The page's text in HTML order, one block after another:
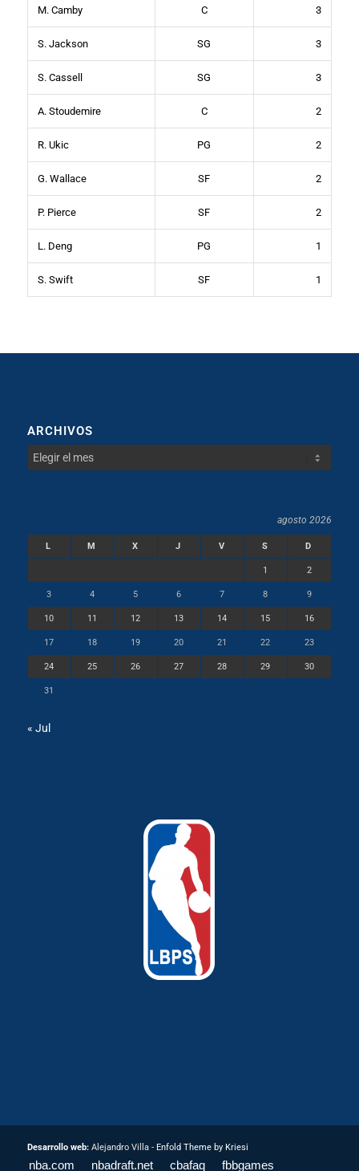
M. Camby C 3
S. Jackson SG 3
S. Cassell SG 3
A. Stoudemire C 2
R. Ukic PG 2
G. Wallace SF 2
P. Pierce SF 2
L. Deng PG 1
S. Swift SF 1
ARCHIVOS
agosto 2026
L M X J V S D
1 2
3 4 5 6 7 8 9
10 11 12 13 14 15 16
17 18 19 20 21 22 23
24 25 26 27 28 29 30
31
« Jul
Desarrollo web:Alejandro Villa - Enfold Theme by Kriesi
nba.com nbadraft.net cbafaq fbbgames